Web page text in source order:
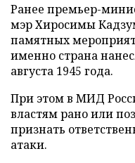
Ранее премьер-
мэр Хиросимы
памятных
именно страна
августа 1945 года.
При этом в МИД
властям рано или
признать
атаки.